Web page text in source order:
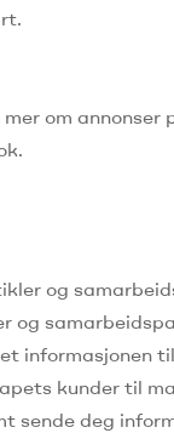
mer om annonser
og
og
informasjonen
kunder til
sende deg